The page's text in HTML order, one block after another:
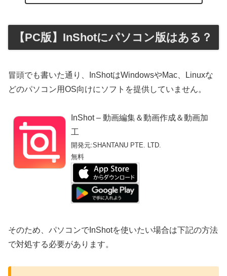
【PC版】InShotにパソコン版はある？
冒頭でも書いた通り、InShotはWindowsやMac、Linuxな
どのパソコン用OS向けにソフトを提供していません。
InShot – 動画編集＆動画作成＆動画加
工
開発元:SHANTANU PTE. LTD.
無料
そのため、パソコンでInShotを使いたい場合は下記の方法
で対処する必要があります。